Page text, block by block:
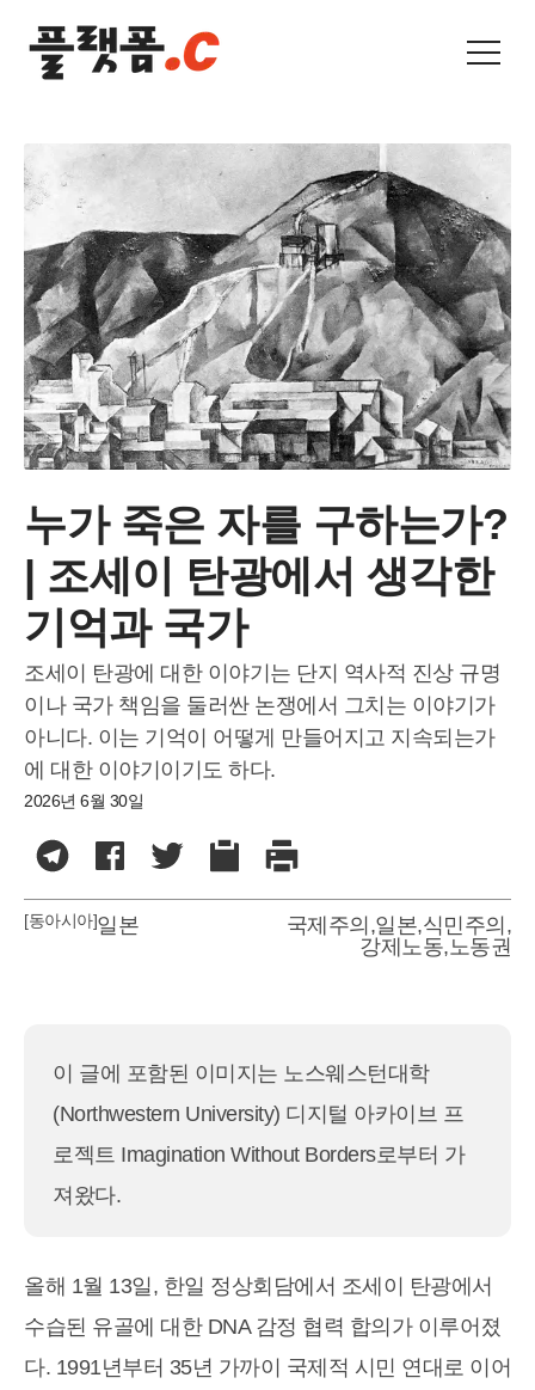
누가 죽은 자를 구하는가?
| 조세이 탄광에서 생각한
기억과 국가
조세이 탄광에 대한 이야기는 단지 역사적 진상 규명
이나 국가 책임을 둘러싼 논쟁에서 그치는 이야기가
아니다. 이는 기억이 어떻게 만들어지고 지속되는가
에 대한 이야기이기도 하다.
2026년 6월 30일
[동아시아]일본 국제주의 ,일본,식민주의 ,
강제노동, 노동권
이 글에 포함된 이미지는 노스웨스턴대학
(Northwestern University) 디지털 아카이브 프
로젝트 Imagination Without Borders로부터 가
져왔다.
올해 1월 13일, 한일 정상회담에서 조세이 탄광에서
수습된 유골에 대한 DNA 감정 협력 합의가 이루어졌
다. 1991년부터 35년 가까이 국제적 시민 연대로 이어